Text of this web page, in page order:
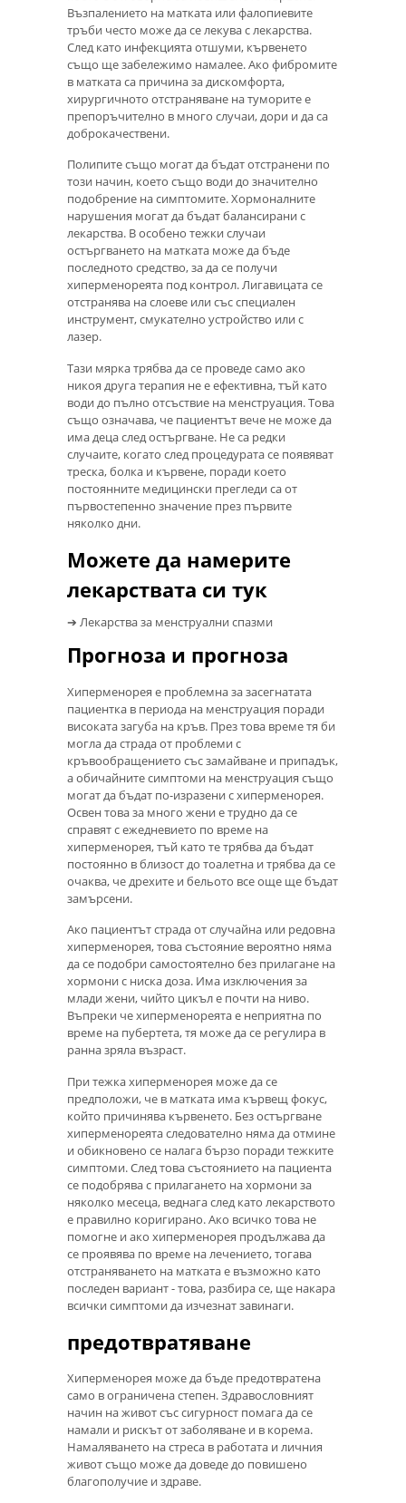
Възпалението на матката или фалопиевите
тръби често може да се лекува с лекарства.
След като инфекцията отшуми, кървенето
също ще забележимо намалее. Ако фибромите
в матката са причина за дискомфорта,
хирургичното отстраняване на туморите е
препоръчително в много случаи, дори и да са
доброкачествени.
Полипите също могат да бъдат отстранени по
този начин, което също води до значително
подобрение на симптомите. Хормоналните
нарушения могат да бъдат балансирани с
лекарства. В особено тежки случаи
остъргването на матката може да бъде
последното средство, за да се получи
хиперменореята под контрол. Лигавицата се
отстранява на слоеве или със специален
инструмент, смукателно устройство или с
лазер.
Тази мярка трябва да се проведе само ако
никоя друга терапия не е ефективна, тъй като
води до пълно отсъствие на менструация. Това
също означава, че пациентът вече не може да
има деца след остъргване. Не са редки
случаите, когато след процедурата се появяват
треска, болка и кървене, поради което
постоянните медицински прегледи са от
първостепенно значение през първите
няколко дни.
Можете да намерите
лекарствата си тук
➔ Лекарства за менструални спазми
Прогноза и прогноза
Хиперменорея е проблемна за засегнатата
пациентка в периода на менструация поради
високата загуба на кръв. През това време тя би
могла да страда от проблеми с
кръвообращението със замайване и припадък,
а обичайните симптоми на менструация също
могат да бъдат по-изразени с хиперменорея.
Освен това за много жени е трудно да се
справят с ежедневието по време на
хиперменорея, тъй като те трябва да бъдат
постоянно в близост до тоалетна и трябва да се
очаква, че дрехите и бельото все още ще бъдат
замърсени.
Ако пациентът страда от случайна или редовна
хиперменорея, това състояние вероятно няма
да се подобри самостоятелно без прилагане на
хормони с ниска доза. Има изключения за
млади жени, чийто цикъл е почти на ниво.
Въпреки че хиперменореята е неприятна по
време на пубертета, тя може да се регулира в
ранна зряла възраст.
При тежка хиперменорея може да се
предположи, че в матката има кървещ фокус,
който причинява кървенето. Без остъргване
хиперменореята следователно няма да отмине
и обикновено се налага бързо поради тежките
симптоми. След това състоянието на пациента
се подобрява с прилагането на хормони за
няколко месеца, веднага след като лекарството
е правилно коригирано. Ако всичко това не
помогне и ако хиперменорея продължава да
се проявява по време на лечението, тогава
отстраняването на матката е възможно като
последен вариант - това, разбира се, ще накара
всички симптоми да изчезнат завинаги.
предотвратяване
Хиперменорея може да бъде предотвратена
само в ограничена степен. Здравословният
начин на живот със сигурност помага да се
намали и рискът от заболяване и в корема.
Намаляването на стреса в работата и личния
живот също може да доведе до повишено
благополучие и здраве.